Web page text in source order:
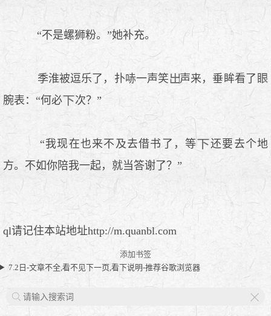
“不是螺狮粉。”她补充。
季淮被逗乐了，扑哧一声笑
声来，垂眸看了
腕表：“何必
次？”
“我现在也来不及去借书了，等
还要去个地
方。不如你陪我一起，就当答谢了？”
ql请记住本站地址http://m.quanbl.com
添加书签
7.2日-文章不全,看不见下一页,看下说明-推荐谷歌浏览器